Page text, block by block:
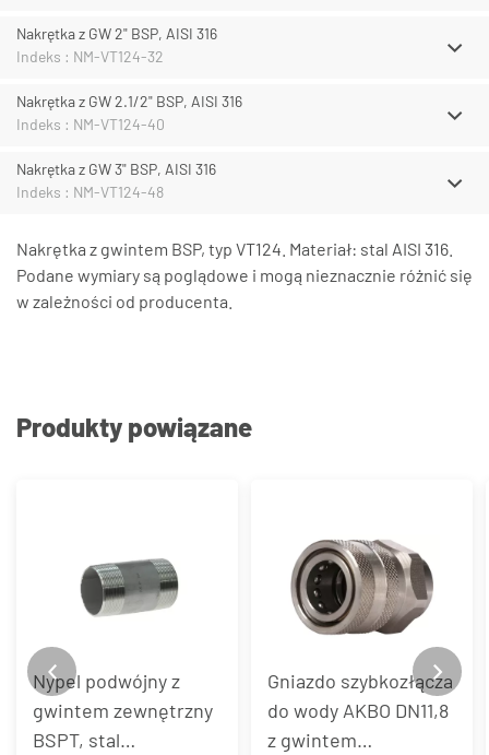
Nakrętka z GW 2" BSP, AISI 316
Indeks : NM-VT124-32
Nakrętka z GW 2.1/2" BSP, AISI 316
Indeks : NM-VT124-40
Nakrętka z GW 3" BSP, AISI 316
Indeks : NM-VT124-48
Nakrętka z gwintem BSP, typ VT124. Materiał: stal AISI 316.
Podane wymiary są poglądowe i mogą nieznacznie różnić się
w zależności od producenta.
Produkty powiązane
Nypel podwójny z
gwintem zewnętrzny
BSPT, stal
Gniazdo szybkozłącza
do wody AKBO DN11,8
z gwintem